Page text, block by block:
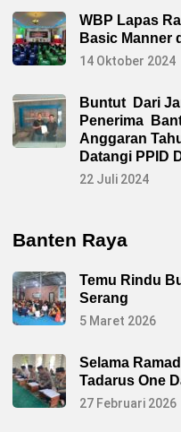
WBP Lapas
Basic Manner
14 Oktober 2024
Buntut Dari
Penerima
Anggaran
Datangi PPID
22 Juli 2024
Banten Raya
Temu Rindu
Serang
5 Maret 2026
Selama
Tadarus One
27 Februari 2026